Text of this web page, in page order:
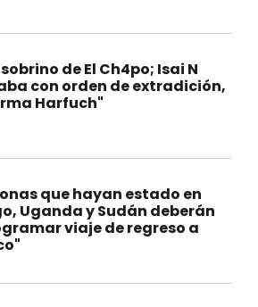
de El Ch4po; Isai N
con orden de extradición,
Harfuch"
que hayan estado en
Uganda y Sudán deberán
viaje de regreso a